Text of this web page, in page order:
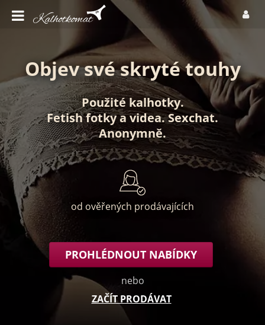
Objev své skryté touhy
Použité kalhotky.
Fetish fotkyavidea.Sexchat.
Anonymně.
od ověřených prodávajících
PROHLÉDNOUT NABÍDKY
nebo
ZAČÍT PRODÁVAT